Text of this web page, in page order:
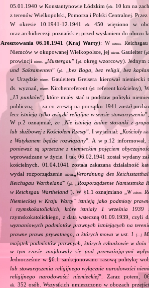
05.01.1940 w Konstantynowie Łódzkim (ok. 10 km na
z terenów Wielkopolski, Pomorza i Polski Centralnej.
W okresie 10.1941‐12.1941ok.
450 więziono w
oraz archidiecezji poznańskiej przed wysłaniem do obozu
Aresztowania 06.10.1941 (Kraj Warty): Wniem.
Niemców w okupowanej Wielkopolsce, jejniem. Gauleiter (
prowincji niem. Mustergau” (pl. okręg wzorcowy).
und Sakramenten” (pl.
bez Boga, bez religii, bez
w Urzędzie niem. Gauleitera Greisera kierował
ds. wyznań,
niem. Kirchenreferent (pl. referent kościelny),
13 punktów”, które miały stać u podstaw polityki
publiczną — za co zresztą na początku 1941 został
lecz istnieją tylko związki religijne w sensie stowarzyszenia
W p.2 oznajmiał, że „ Nie istnieją żadne stosunki z
lub służbowej z Kościołem Rzeszy”. I wyjaśniał: „ Kościoły
z Watykanem będzie rozwiązany”. A w p.12 informował,
ponieważ są sprzeczne z niemieckim pojęciem
wprowadzane w życie. I tak 06.02.1941 został wydany
kościelnych. 01.04.1041 została zakazana działalność
wydał rozporządzenieniem. „Verordnung des
Reichsgau Wartheland” (pl.
Rozporządzenie Namiestnika
w Reichsgau Wartheland”). W §1.1 oznajmiano „W niem.
Niemieckiej w Kraju Warty" istnieją jako podmioty
i rzymskokatolickich, które istniały 1 września
rzymskokatolickiego, z datą wsteczną 01.09.1939, czyli
wyznaniowych podmiotów prawnych istniejących na
prawne prawa prywatnego, o których mowa w ust. 1
[…]
majątek podmiotów prawnych, których członkowie w
w tym czasie znajdowały się pod przeważającymi
Jednocześnie w §6.1 sankcjonowano rasową politykę
lub stowarzyszenia religijnego wyłącznie narodowości
religijnego narodowości niemieckiej”. Zaraz potem,
ok. 352 osób. Wszystkich umieszczono w obozach